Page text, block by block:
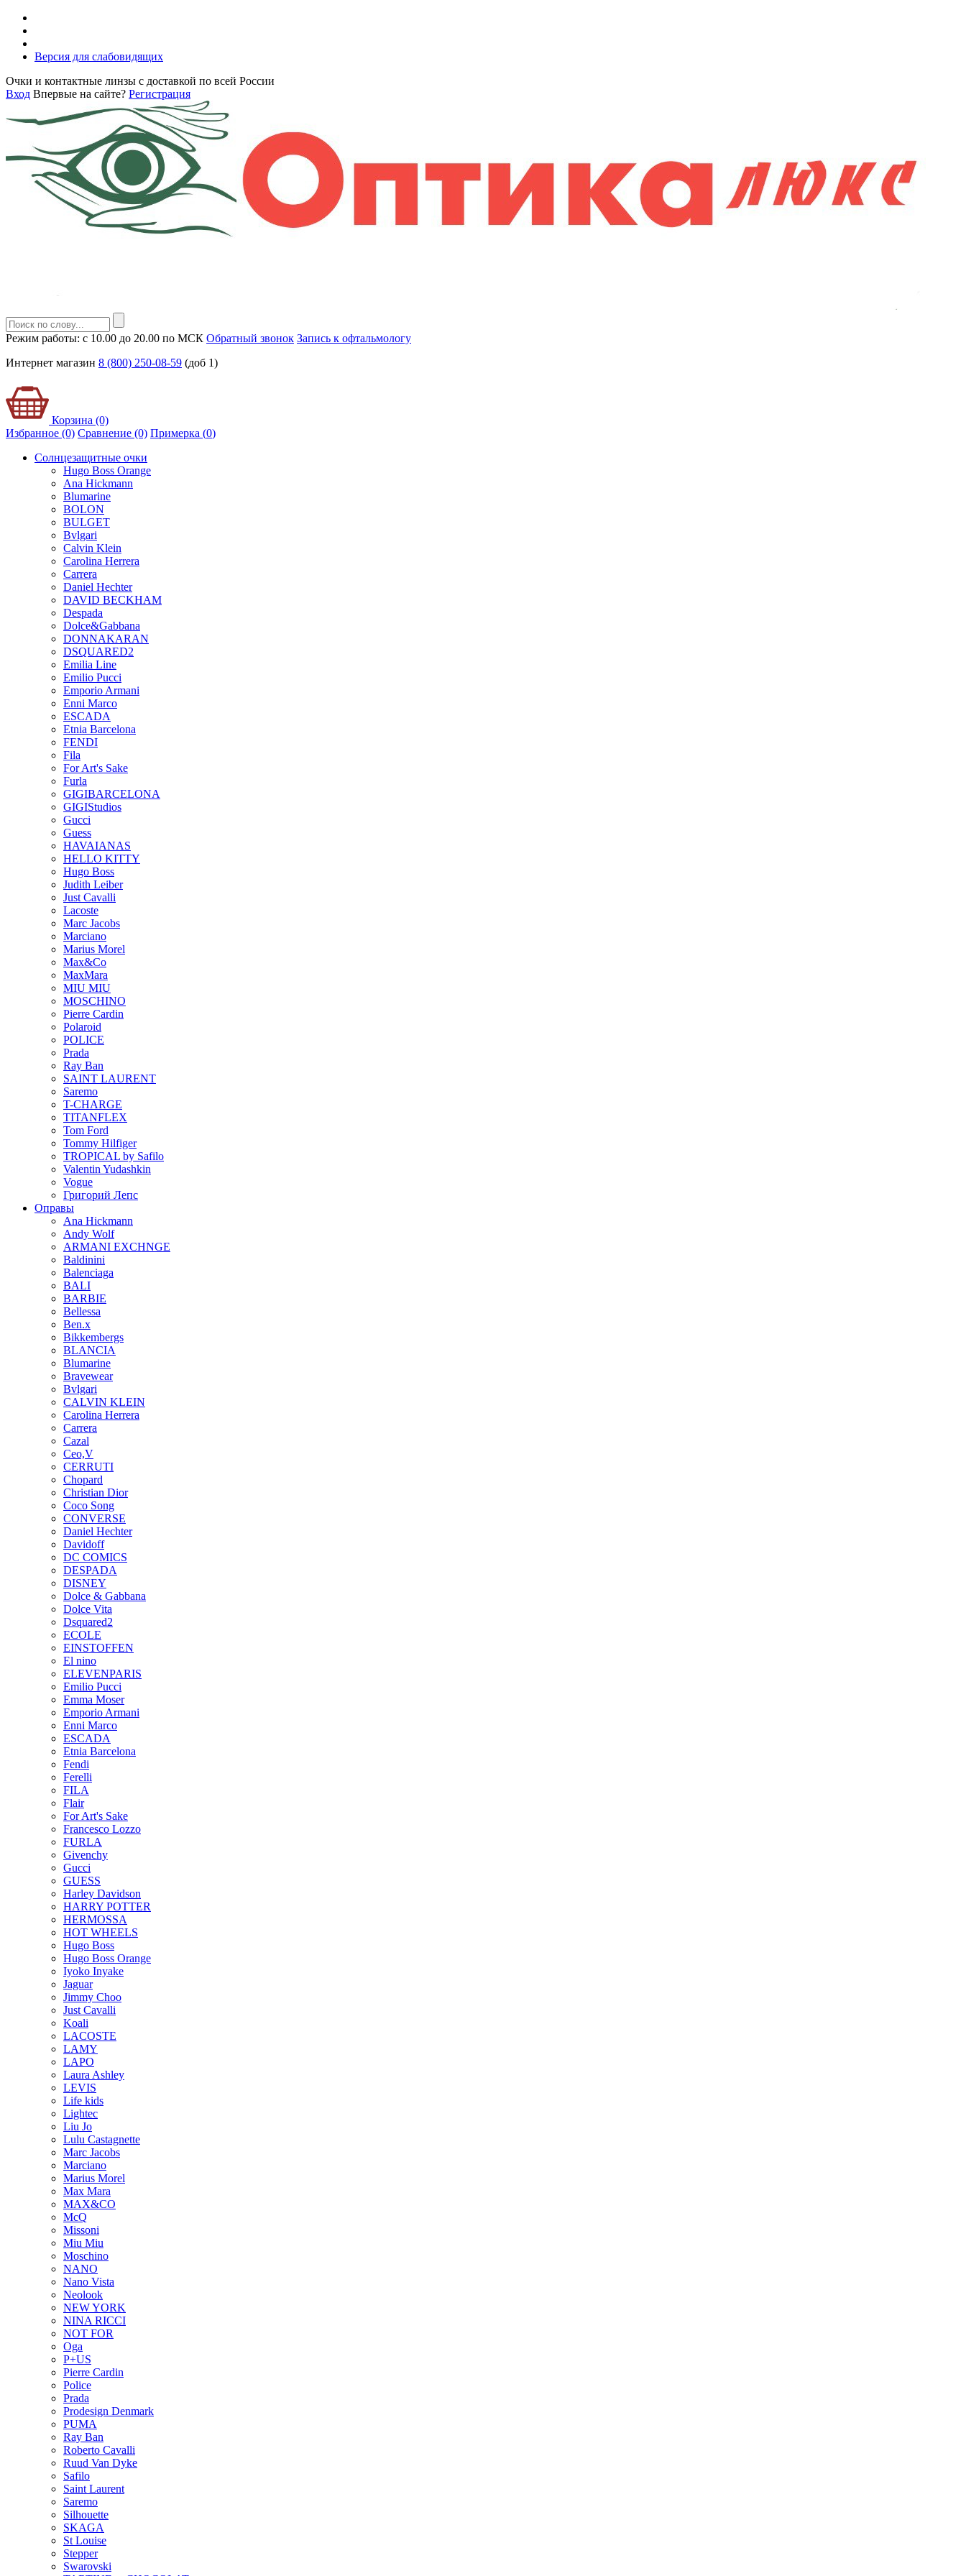
Версия для слабовидящих
Очки и контактные линзы с доставкой по всей России
Вход Впервые на сайте? Регистрация
Режим работы: с 10.00 до 20.00 по МСК Обратный звонок Запись к офтальмологу
Интернет магазин 8 (800) 250-08-59 (доб 1)
Корзина (0)
Избранное (0) Сравнение (0) Примерка (0)
Солнцезащитные очки
Hugo Boss Orange
Ana Hickmann
Blumarine
BOLON
BULGET
Bvlgari
Calvin Klein
Carolina Herrera
Carrera
Daniel Hechter
DAVID BECKHAM
Despada
Dolce&Gabbana
DONNAKARAN
DSQUARED2
Emilia Line
Emilio Pucci
Emporio Armani
Enni Marco
ESCADA
Etnia Barcelona
FENDI
Fila
For Art's Sake
Furla
GIGIBARCELONA
GIGIStudios
Gucci
Guess
HAVAIANAS
HELLO KITTY
Hugo Boss
Judith Leiber
Just Cavalli
Lacoste
Marc Jacobs
Marciano
Marius Morel
Max&Co
MaxMara
MIU MIU
MOSCHINO
Pierre Cardin
Polaroid
POLICE
Prada
Ray Ban
SAINT LAURENT
Saremo
T-CHARGE
TITANFLEX
Tom Ford
Tommy Hilfiger
TROPICAL by Safilo
Valentin Yudashkin
Vogue
Григорий Лепс
Оправы
Ana Hickmann
Andy Wolf
ARMANI EXCHNGE
Baldinini
Balenciaga
BALI
BARBIE
Bellessa
Ben.x
Bikkembergs
BLANCIA
Blumarine
Bravewear
Bvlgari
CALVIN KLEIN
Carolina Herrera
Carrera
Cazal
Ceo,V
CERRUTI
Chopard
Christian Dior
Coco Song
CONVERSE
Daniel Hechter
Davidoff
DC COMICS
DESPADA
DISNEY
Dolce & Gabbana
Dolce Vita
Dsquared2
ECOLE
EINSTOFFEN
El nino
ELEVENPARIS
Emilio Pucci
Emma Moser
Emporio Armani
Enni Marco
ESCADA
Etnia Barcelona
Fendi
Ferelli
FILA
Flair
For Art's Sake
Francesco Lozzo
FURLA
Givenchy
Gucci
GUESS
Harley Davidson
HARRY POTTER
HERMOSSA
HOT WHEELS
Hugo Boss
Hugo Boss Orange
Iyoko Inyake
Jaguar
Jimmy Choo
Just Cavalli
Koali
LACOSTE
LAMY
LAPO
Laura Ashley
LEVIS
Life kids
Lightec
Liu Jo
Lulu Castagnette
Marc Jacobs
Marciano
Marius Morel
Max Mara
MAX&CO
McQ
Missoni
Miu Miu
Moschino
NANO
Nano Vista
Neolook
NEW YORK
NINA RICCI
NOT FOR
Oga
P+US
Pierre Cardin
Police
Prada
Prodesign Denmark
PUMA
Ray Ban
Roberto Cavalli
Ruud Van Dyke
Safilo
Saint Laurent
Saremo
Silhouette
SKAGA
St Louise
Stepper
Swarovski